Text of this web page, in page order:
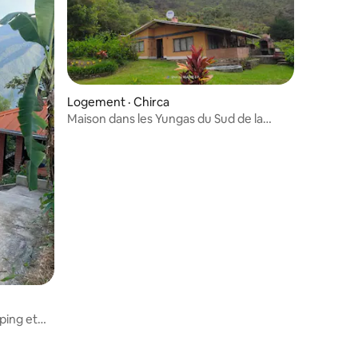
et
Logement · Chirca
Maison dans les Yungas du Sud de la